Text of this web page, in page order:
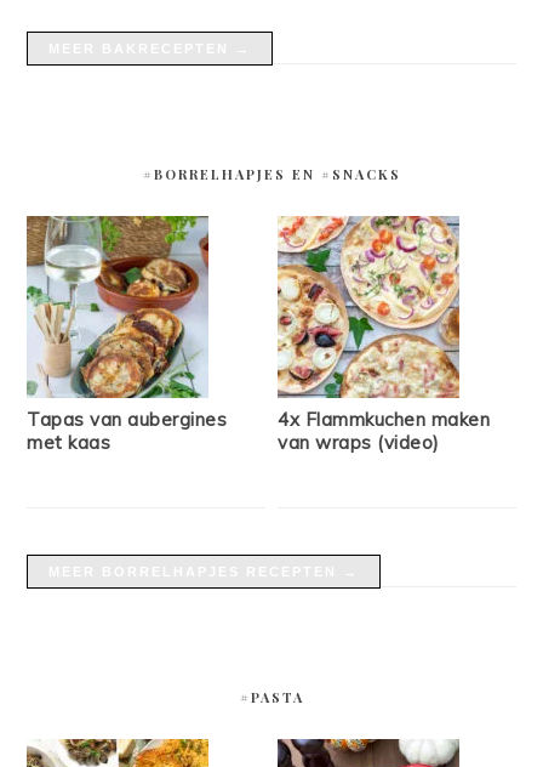
#BORRELHAPJES EN #SNACKS
Tapas van aubergines
met kaas
4x Flammkuchen maken
van wraps (video)
#PASTA